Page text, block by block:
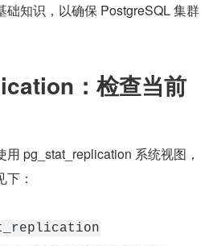
础知识，以确保 PostgreSQL 集群
：检查当前
pg_stat_replication 系统视图，
：